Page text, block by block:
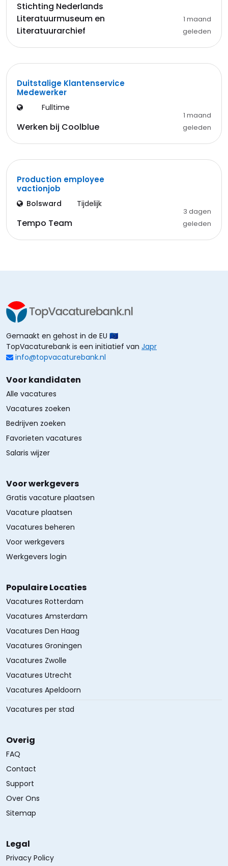
Stichting Nederlands
Literatuurmuseum en
Literatuurarchief
1 maand
geleden
Duitstalige Klantenservice
Medewerker
Fulltime
Werken bij Coolblue
1 maand
geleden
Production employee
vactionjob
Bolsward Tijdelijk
Tempo Team
3 dagen
geleden
Gemaakt en gehost in de EU 🇪🇺
TopVacaturebank is een initiatief van Japr
info@topvacaturebank.nl
Voor kandidaten
Alle vacatures
Vacatures zoeken
Bedrijven zoeken
Favorieten vacatures
Salaris wijzer
Voor werkgevers
Gratis vacature plaatsen
Vacature plaatsen
Vacatures beheren
Voor werkgevers
Werkgevers login
Populaire Locaties
Vacatures Rotterdam
Vacatures Amsterdam
Vacatures Den Haag
Vacatures Groningen
Vacatures Zwolle
Vacatures Utrecht
Vacatures Apeldoorn
Vacatures per stad
Overig
FAQ
Contact
Support
Over Ons
Sitemap
Legal
Privacy Policy